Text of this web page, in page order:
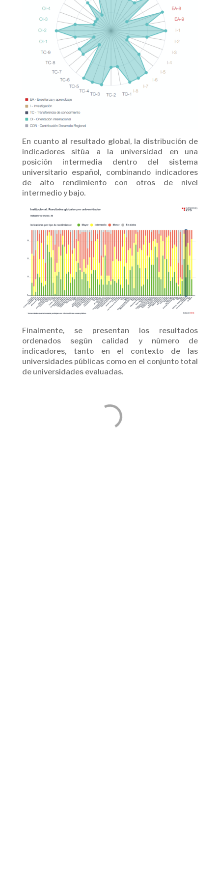
En cuanto al resultado global, la distribución de
indicadores sitúa a la universidad en una
posición intermedia dentro del sistema
universitario español, combinando indicadores
de alto rendimiento con otros de nivel
intermedio y bajo.
Finalmente, se presentan los resultados
ordenados según calidad y número de
indicadores, tanto en el contexto de las
universidades públicas como en el conjunto total
de universidades evaluadas.